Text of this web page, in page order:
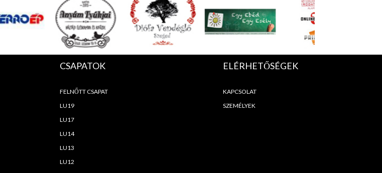
CSAPATOK
FELNŐTT CSAPAT
LU19
LU17
LU14
LU13
LU12
ELÉRHETŐSÉGEK
KAPCSOLAT
SZEMÉLYEK